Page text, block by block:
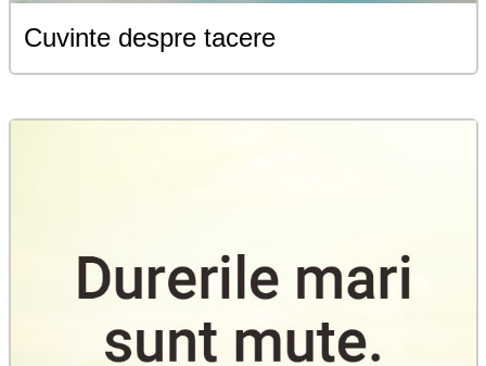
Cuvinte despre tacere